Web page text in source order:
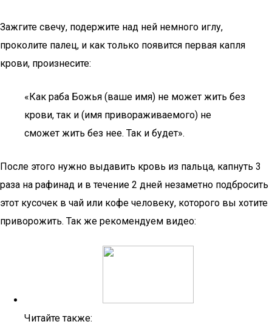
Зажгите свечу, подержите над ней немного иглу,
проколите палец, и как только появится первая капля
крови, произнесите:
«Как раба Божья (ваше имя) не может жить без
крови, так и (имя привораживаемого) не
сможет жить без нее. Так и будет».
После этого нужно выдавить кровь из пальца, капнуть 3
раза на рафинад и в течение 2 дней незаметно подбросить
этот кусочек в чай или кофе человеку, которого вы хотите
приворожить. Так же рекомендуем видео:
Читайте также: